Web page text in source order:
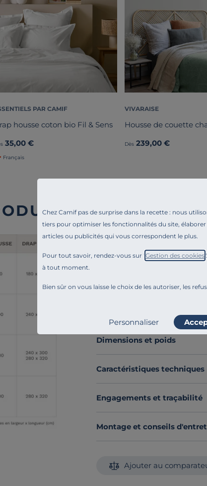
Chez Camif pas de surprise dans la recette : nous
tiers pour optimiser les fonctionnalités du site,
articles ou publicités qui vous correspondent le plus.
Pour tout savoir, rendez-vous sur " Gestion des cookies
à tout moment.
Bien sûr on vous laisse le choix de les autoriser, les
Personnaliser
PAR CAMIF
housse coton bio Fil & Sens
35,00 €
Français
VIVARAISE
Housse de couette
Dès 239,00 €
Référence : 100359591097
Légère et naturelle,
à sa confection 100% chanvre.
Le chanvre est une matière
décline dans une large
Dimensions et poids
Caractéristiques techniques
Engagements et traçabilité
Montage et conseils
Ajouter au